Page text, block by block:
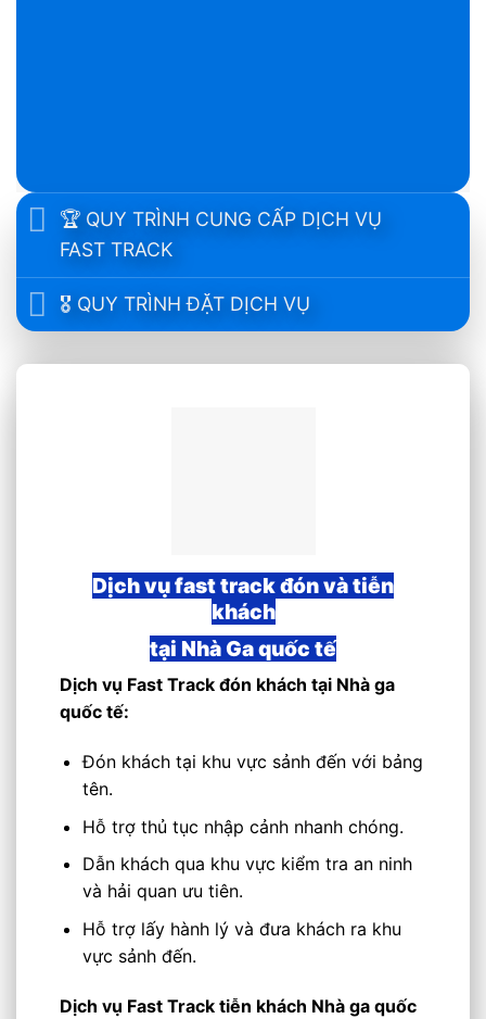
🏆 QUY TRÌNH CUNG CẤP DỊCH VỤ
FAST TRACK
🎖️ QUY TRÌNH ĐẶT DỊCH VỤ
Dịch vụ fast track đón và tiễn
khách
tại Nhà Ga quốc tế
Dịch vụ Fast Track đón khách tại Nhà ga
quốc tế:
Đón khách tại khu vực sảnh đến với bảng
tên.
Hỗ trợ thủ tục nhập cảnh nhanh chóng.
Dẫn khách qua khu vực kiểm tra an ninh
và hải quan ưu tiên.
Hỗ trợ lấy hành lý và đưa khách ra khu
vực sảnh đến.
Dịch vụ Fast Track tiễn khách Nhà ga quốc